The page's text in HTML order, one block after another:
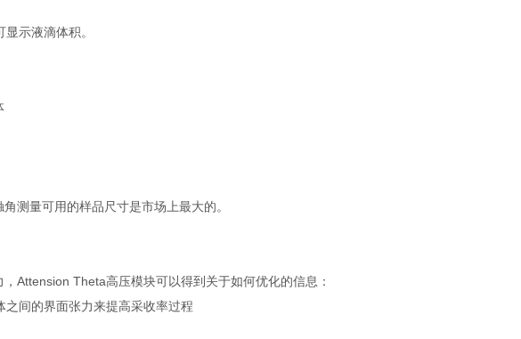
示液滴体积。
测量可用的样品尺寸是市场上最大的。
Attension Theta高压模块可以得到关于如何优化的信息：
间的界面张力来提高采收率过程